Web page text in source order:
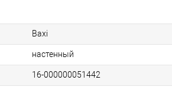
Baxi
настенный
16-000000051442